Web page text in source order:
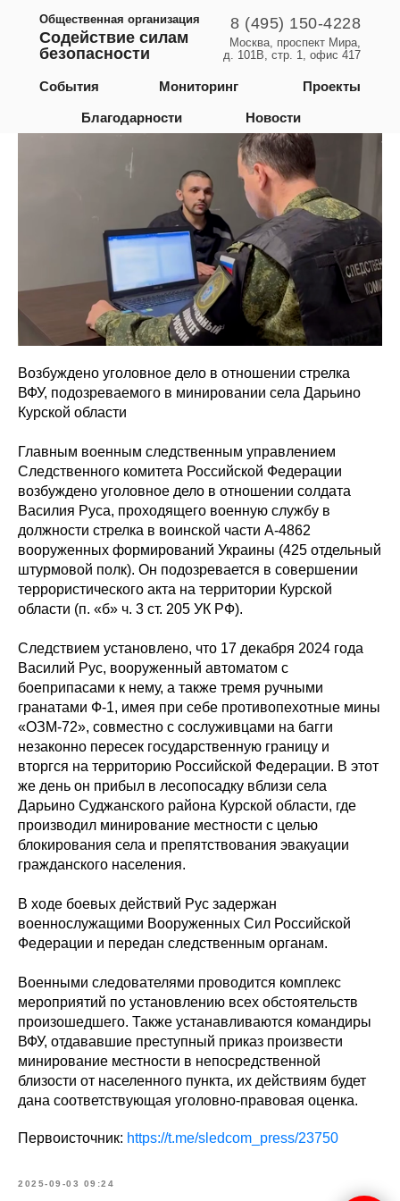
8 (495) 150-4228
Общественная организация
Содействие силам
безопасности
Мониторинг
События
Благодарности Новости
Проекты
Москва, проспект Мира,
д. 101В, стр. 1, офис 417
Курская область
Возбуждено уголовное дело в отношении стрелка
ВФУ, подозреваемого в минировании села Дарьино
Курской области
Главным военным следственным управлением
Следственного комитета Российской Федерации
возбуждено уголовное дело в отношении солдата
Василия Руса, проходящего военную службу в
должности стрелка в воинской части А-4862
вооруженных формирований Украины (425 отдельный
штурмовой полк). Он подозревается в совершении
террористического акта на территории Курской
области (п. «б» ч. 3 ст. 205 УК РФ).
Следствием установлено, что 17 декабря 2024 года
Василий Рус, вооруженный автоматом с
боеприпасами к нему, а также тремя ручными
гранатами Ф-1, имея при себе противопехотные мины
«ОЗМ-72», совместно с сослуживцами на багги
незаконно пересек государственную границу и
вторгся на территорию Российской Федерации. В этот
же день он прибыл в лесопосадку вблизи села
Дарьино Суджанского района Курской области, где
производил минирование местности с целью
блокирования села и препятствования эвакуации
гражданского населения.
В ходе боевых действий Рус задержан
военнослужащими Вооруженных Сил Российской
Федерации и передан следственным органам.
Военными следователями проводится комплекс
мероприятий по установлению всех обстоятельств
произошедшего. Также устанавливаются командиры
ВФУ, отдававшие преступный приказ произвести
минирование местности в непосредственной
близости от населенного пункта, их действиям будет
дана соответствующая уголовно-правовая оценка.
Первоисточник: https://t.me/sledcom_press/23750
2025-09-03 09:24